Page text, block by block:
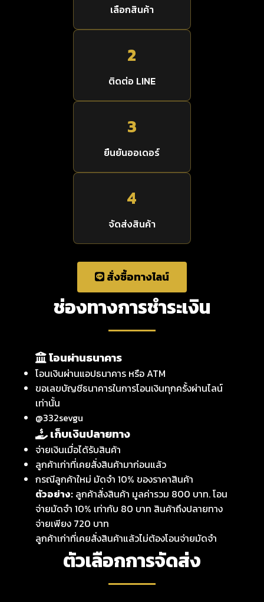
เลือกสินค้า
2
ติดต่อ LINE
3
ยืนยันออเดอร์
4
จัดส่งสินค้า
สั่งซื้อทางไลน์
ช่องทางการชำระเงิน
โอนผ่านธนาคาร
โอนเงินผ่านแอปธนาคาร หรือ ATM
ขอเลขบัญชีธนาคารในการโอนเงินทุกครั้งผ่านไลน์
เท่านั้น
@332sevgu
เก็บเงินปลายทาง
จ่ายเงินเมื่อได้รับสินค้า
ลูกค้าเก่าที่เคยสั่งสินค้ามาก่อนแล้ว
กรณีลูกค้าใหม่ มัดจำ 10% ของราคาสินค้า
ตัวอย่าง:ลูกค้าสั่งสินค้า มูลค่ารวม 800 บาท. โอน
จ่ายมัดจำ 10% เท่ากับ 80 บาท สินค้าถึงปลายทาง
จ่ายเพียง 720 บาท
ลูกค้าเก่าที่เคยสั่งสินค้าแล้วไม่ต้องโอนจ่ายมัดจำ
ตัวเลือกการจัดส่ง